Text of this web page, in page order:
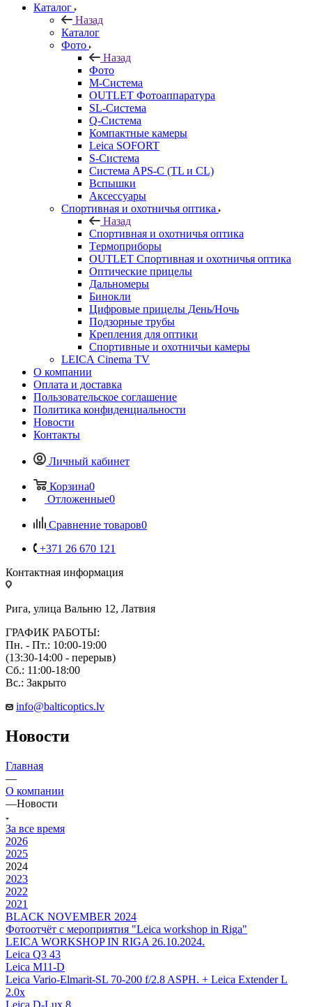
Каталог
Назад
Каталог
Фото
Назад
Фото
M-Система
OUTLET Фотоаппаратура
SL-Система
Q-Cистема
Компактные камеры
Leica SOFORT
S-Система
Система APS-C (TL и CL)
Вспышки
Аксессуары
Спортивная и охотничья оптика
Назад
Спортивная и охотничья оптика
Tермоприборы
OUTLET Спортивная и охотничья оптика
Оптические прицелы
Дальномеры
Бинокли
Цифровые прицелы День/Ночь
Подзорные трубы
Крепления для оптики
Спортивные и охотничьи камеры
LEICA Cinema TV
О компании
Оплата и доставка
Пользовательское соглашение
Политика конфиденциальности
Новости
Контакты
Личный кабинет
Корзина0
Отложенные0
Сравнение товаров0
+371 26 670 121
Контактная информация
Рига, улица Вальню 12, Латвия
ГРАФИК РАБОТЫ:
Пн. - Пт.: 10:00-19:00
(13:30-14:00 - перерыв)
Сб.: 11:00-18:00
Вс.: Закрыто
info@balticoptics.lv
Новости
Главная
—
О компании
—Новости
За все время
2026
2025
2024
2023
2022
2021
BLACK NOVEMBER 2024
Фотоотчёт с мероприятия "Leica workshop in Riga"
LEICA WORKSHOP IN RIGA 26.10.2024.
Leica Q3 43
Leica M11-D
Leica Vario-Elmarit-SL 70-200 f/2.8 ASPH. + Leica Extender L
2.0x
Leica D-Lux 8